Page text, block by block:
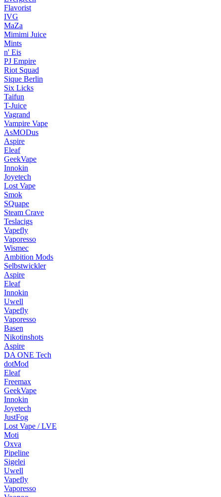
Flavorist
IVG
MaZa
Mimimi Juice
Mints
n' Eis
PJ Empire
Riot Squad
Sique Berlin
Six Licks
Taifun
T-Juice
Vagrand
Vampire Vape
AsMODus
Aspire
Eleaf
GeekVape
Innokin
Joyetech
Lost Vape
Smok
SQuape
Steam Crave
Teslacigs
Vapefly
Vaporesso
Wismec
Ambition Mods
Selbstwickler
Aspire
Eleaf
Innokin
Uwell
Vapefly
Vaporesso
Basen
Nikotinshots
Aspire
DA ONE Tech
dotMod
Eleaf
Freemax
GeekVape
Innokin
Joyetech
JustFog
Lost Vape / LVE
Moti
Oxva
Pipeline
Sigelei
Uwell
Vapefly
Vaporesso